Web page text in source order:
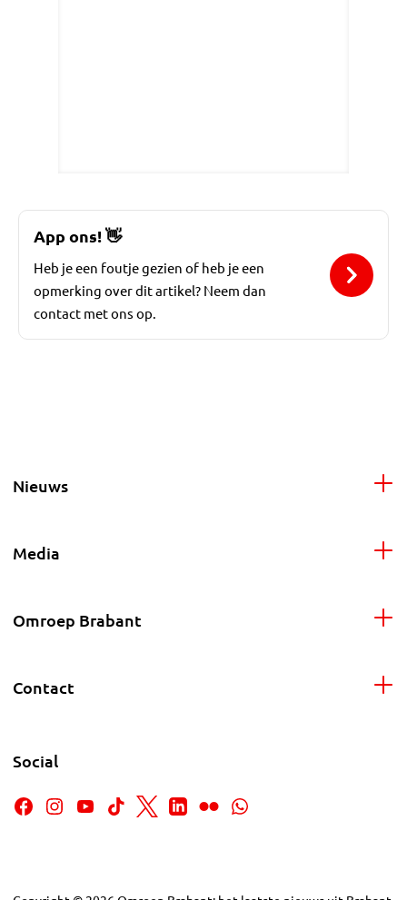
App ons!👋
Heb je een foutje gezien of heb je een
opmerking over dit artikel? Neem dan
contact met ons op.
Nieuws
Media
Omroep Brabant
Contact
Social